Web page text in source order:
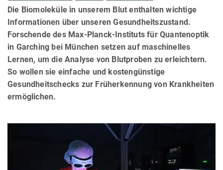
Die Biomoleküle in unserem Blut enthalten wichtige
Informationen über unseren Gesundheitszustand.
Forschende des Max-Planck-Instituts für Quantenoptik
in Garching bei München setzen auf maschinelles
Lernen, um die Analyse von Blutproben zu erleichtern.
So wollen sie einfache und kostengünstige
Gesundheitschecks zur Früherkennung von Krankheiten
ermöglichen.